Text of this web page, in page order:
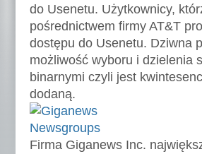
do Usenetu. Użytkownicy,
pośrednictwem firmy AT&T
dostępu do Usenetu. Dziwna
możliwość wyboru i dzielenia
binarnymi czyli jest
dodaną.
Firma Giganews Inc.